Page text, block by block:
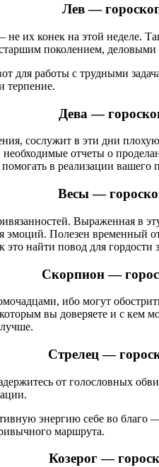
Лев —
их конек на этой неделе.
поколением,
для работы с трудными
терпение.
Дева —
сослужит в эти дни
отчеты о
в реализации вашего
Весы —
Выраженная в
эмоций. Полезен
найти повод для гордости
Скорпион —
ибо могут
вы доверяете и с кем
Стрелец —
от голословных
энергию себе во
маршрута.
Козерог —